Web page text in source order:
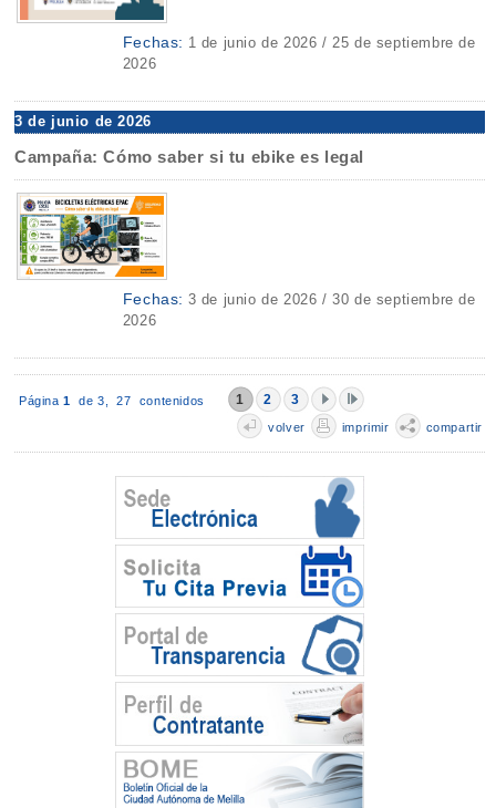
Fechas: 1 de junio de 2026 / 25 de septiembre de
2026
3 de junio de 2026
Campaña: Cómo saber si tu ebike es legal
Fechas: 3 de junio de 2026 / 30 de septiembre de
2026
Página 1 de 3,27 contenidos 1 2 3
volver imprimir compartir